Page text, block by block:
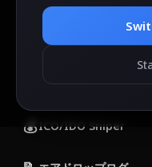
新規エアドロップ
完了したエアドロップ
💰ICO/IDO Sniper